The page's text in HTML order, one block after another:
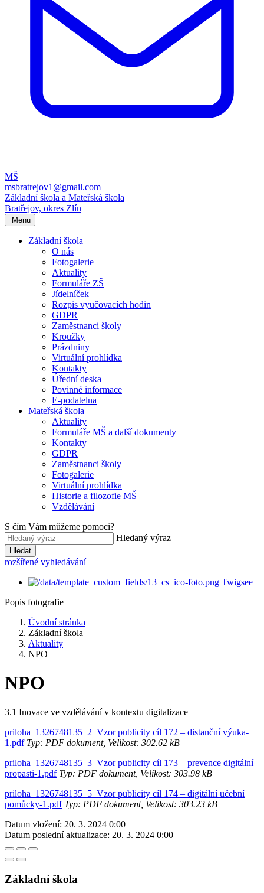
MŠ
msbratrejov1@gmail.com
Základní škola a Mateřská škola
Bratřejov, okres Zlín
Menu
Základní škola
O nás
Fotogalerie
Aktuality
Formuláře ZŠ
Jídelníček
Rozpis vyučovacích hodin
GDPR
Zaměstnanci školy
Kroužky
Prázdniny
Virtuální prohlídka
Kontakty
Úřední deska
Povinné informace
E-podatelna
Mateřská škola
Aktuality
Formuláře MŠ a další dokumenty
Kontakty
GDPR
Zaměstnanci školy
Fotogalerie
Virtuální prohlídka
Historie a filozofie MŠ
Vzdělávání
S čím Vám můžeme pomoci?
Hledaný výraz
Hledat
rozšířené vyhledávání
Twigsee
Popis fotografie
Úvodní stránka
Základní škola
Aktuality
NPO
NPO
3.1 Inovace ve vzdělávání v kontextu digitalizace
priloha_1326748135_2_Vzor publicity cíl 172 – distanční výuka-
1.pdfTyp: PDF dokument, Velikost: 302.62 kB
priloha_1326748135_3_Vzor publicity cíl 173 – prevence digitální
propasti-1.pdfTyp: PDF dokument, Velikost: 303.98 kB
priloha_1326748135_5_Vzor publicity cíl 174 – digitální učební
pomůcky-1.pdfTyp: PDF dokument, Velikost: 303.23 kB
Datum vložení: 20. 3. 2024 0:00
Datum poslední aktualizace: 20. 3. 2024 0:00
Základní škola